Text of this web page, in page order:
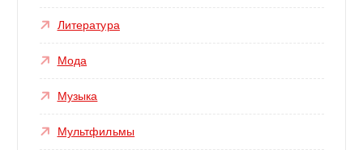
Литература
Мода
Музыка
Мультфильмы